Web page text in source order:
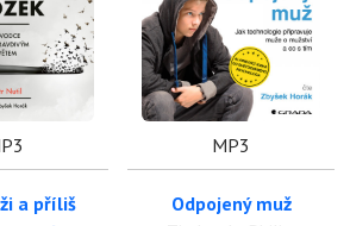
a příliš
MP3
Odpojený muž